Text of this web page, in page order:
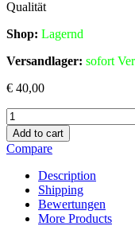
Qualität
Shop: Lagernd
Versandlager: sofort
€ 40,00
Alternativ
zu
Samsung
MLT-
D119XL
Toner
Black
Menge
Add to cart
Compare
Description
Shipping
Bewertungen
More Products